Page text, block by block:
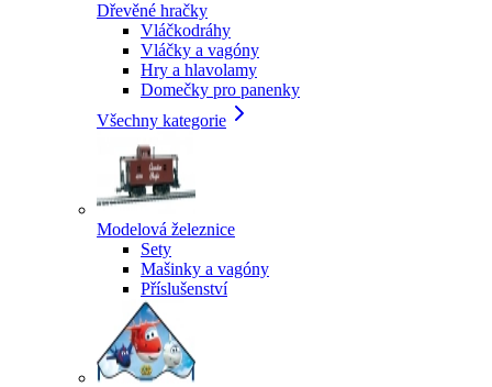
Dřevěné hračky
Vláčkodráhy
Vláčky a vagóny
Hry a hlavolamy
Domečky pro panenky
Všechny kategorie
Modelová železnice
Sety
Mašinky a vagóny
Příslušenství